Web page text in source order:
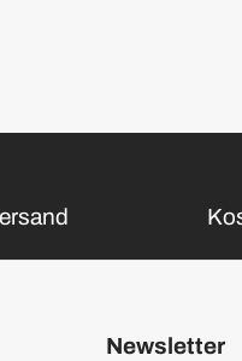
Newsletter